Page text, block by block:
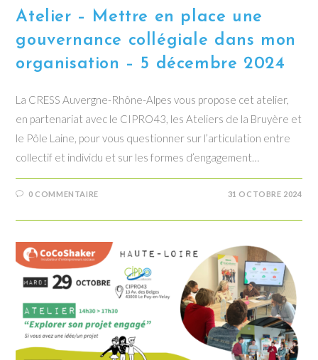
Atelier – Mettre en place une
gouvernance collégiale dans mon
organisation – 5 décembre 2024
La CRESS Auvergne-Rhône-Alpes vous propose cet atelier,
en partenariat avec le CIPRO43, les Ateliers de la Bruyère et
le Pôle Laine, pour vous questionner sur l’articulation entre
collectif et individu et sur les formes d’engagement…
0 COMMENTAIRE 31 OCTOBRE 2024